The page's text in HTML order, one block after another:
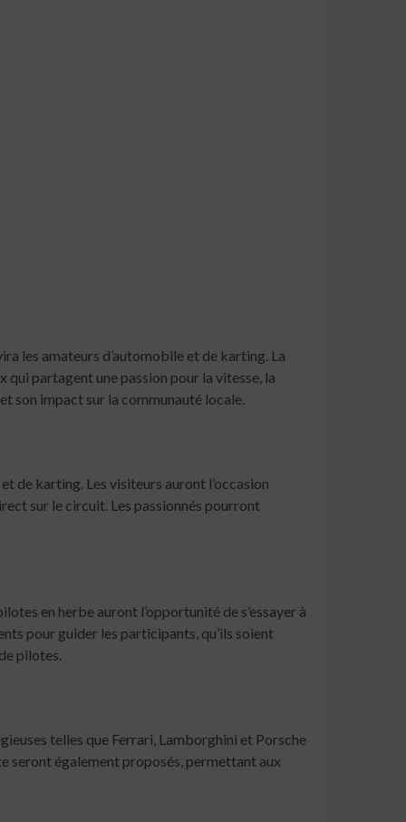
les amateurs d’automobile et de karting. La
partagent une passion pour la vitesse, la
son impact sur la communauté locale.
de karting. Les visiteurs auront l’occasion
sur le circuit. Les passionnés pourront
en herbe auront l’opportunité de s’essayer à
pour guider les participants, qu’ils soient
pilotes.
telles que Ferrari, Lamborghini et Porsche
seront également proposés, permettant aux